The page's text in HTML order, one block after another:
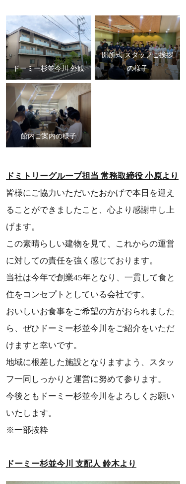
ドーミー杉並今川 外観
開所式 スタッフご挨拶
の様子
館内ご案内の様子
ドミトリーグループ担当 常務取締役 小原より
皆様にご協力いただいたおかげで本日を迎え
ることができましたこと、心より感謝申し上
げます。
この素晴らしい建物を見て、これからの運営
に対しての責任を強く感じております。
当社は今年で創業45年となり、一貫して食と
住をコンセプトとしている会社です。
おいしいお食事をご希望の方がおられました
ら、ぜひドーミー杉並今川をご紹介をいただ
けますと幸いです。
地域に根差した施設となりますよう、スタッ
フ一同しっかりと運営に努めて参ります。
今後ともドーミー杉並今川をよろしくお願い
いたします。
※一部抜粋
ドーミー杉並今川 支配人 鈴木より